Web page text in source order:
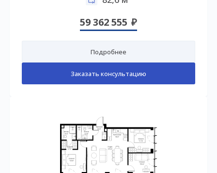
59 362 555
Подробнее
Заказать консультацию